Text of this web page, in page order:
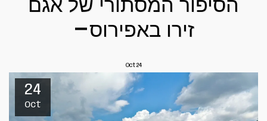
הסיפור המסתורי של אגם
זירו באפירוס
24
Oct
24
Oct